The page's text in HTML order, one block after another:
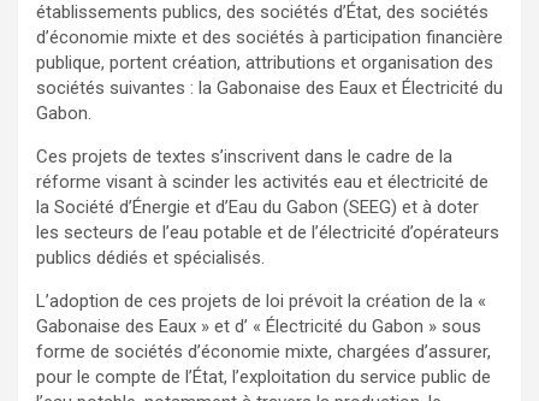
établissements publics, des sociétés d’État, des sociétés
d’économie mixte et des sociétés à participation financière
publique, portent création, attributions et organisation des
sociétés suivantes : la Gabonaise des Eaux et Électricité du
Gabon.
Ces projets de textes s’inscrivent dans le cadre de la
réforme visant à scinder les activités eau et électricité de
la Société d’Énergie et d’Eau du Gabon (SEEG) et à doter
les secteurs de l’eau potable et de l’électricité d’opérateurs
publics dédiés et spécialisés.
L’adoption de ces projets de loi prévoit la création de la «
Gabonaise des Eaux » et d’ « Électricité du Gabon » sous
forme de sociétés d’économie mixte, chargées d’assurer,
pour le compte de l’État, l’exploitation du service public de